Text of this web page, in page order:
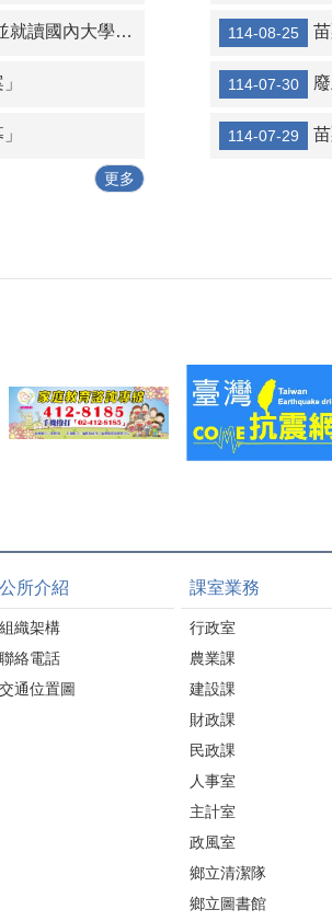
獎勵金核發作業要點
更多
114-08-25
114-07-30 廢
114-07-29 苗
公所介紹
組織架構
聯絡電話
交通位置圖
課室業務
行政室
農業課
建設課
財政課
民政課
人事室
主計室
政風室
鄉立清潔隊
鄉立圖書館